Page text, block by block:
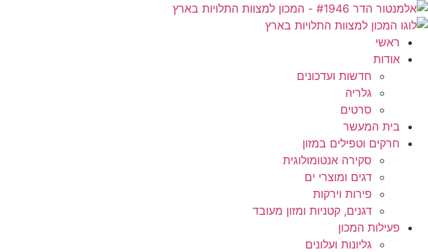
ראשי
אודות
חדשות ועדכונים
גלריה
סרטים
בית המעשר
חרקים וטפילים במזון
סקירה אנטומולוגית
דגים ומוצרי ים
פירות וירקות
דגנים, קטניות ומזון מעובד
פעילות המכון
גליונות ועלונים